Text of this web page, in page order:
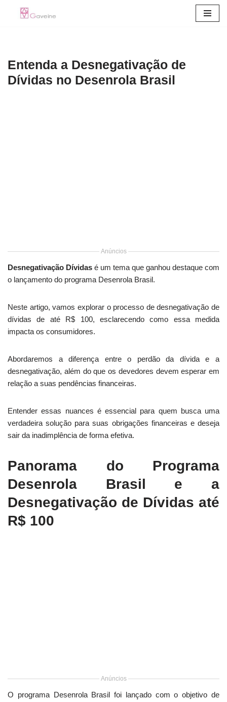
conteúdo
Entenda a Desnegativação de
Dívidas no Desenrola Brasil
Anúncios
Desnegativação Dívidas é um tema que ganhou destaque com
o lançamento do programa Desenrola Brasil.
Neste artigo, vamos explorar o processo de desnegativação de
dívidas de até R$ 100, esclarecendo como essa medida
impacta os consumidores.
Abordaremos a diferença entre o perdão da dívida e a
desnegativação, além do que os devedores devem esperar em
relação a suas pendências financeiras.
Entender essas nuances é essencial para quem busca uma
verdadeira solução para suas obrigações financeiras e deseja
sair da inadimplência de forma efetiva.
Panorama do Programa
Desenrola Brasil e a
Desnegativação de Dívidas até
R$ 100
Anúncios
O programa Desenrola Brasil foi lançado com o objetivo de